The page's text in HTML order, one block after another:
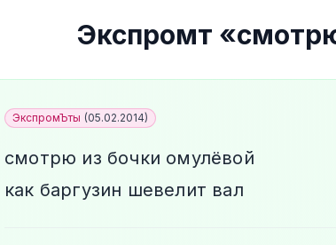
Экспромт «
ЭкспромЪты (05.02.2014)
смотрю из бочки омулёвой
как баргузин шевелит вал